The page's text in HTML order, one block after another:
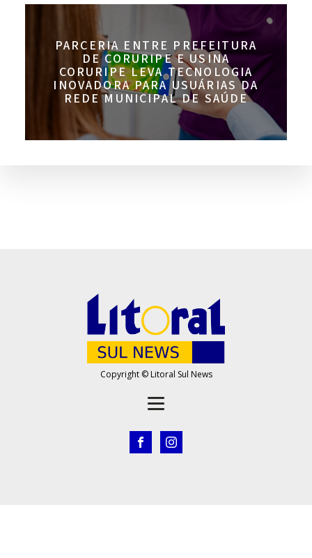
PARCERIA ENTRE PREFEITURA
DE CORURIPE E USINA
CORURIPE LEVA TECNOLOGIA
INOVADORA PARA USUÁRIAS DA
REDE MUNICIPAL DE SAÚDE
Copyright © Litoral Sul News